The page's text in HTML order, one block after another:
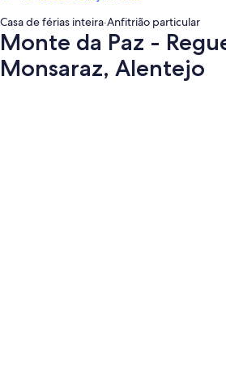
Casa de férias inteira·Anfitrião particular
Monte da Paz -
Monsaraz, Alentejo